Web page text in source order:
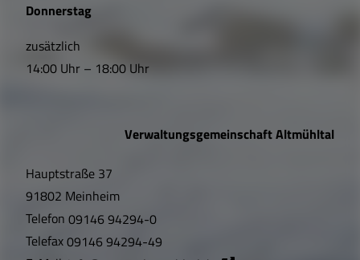
k
s
f
n
u
Donnerstag
zusätzlich
14:00 Uhr – 18:00 Uhr
Verwaltungsgemeinschaft Altmühltal
Hauptstraße 37
91802 Meinheim
Telefon 09146 94294-0
Telefax09146 94294-49